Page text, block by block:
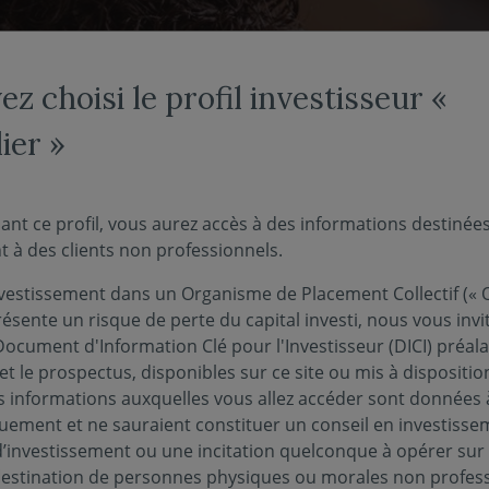
choisi le profil investisseur «
»
ce profil, vous aurez accès à des informations destinées
à des clients non professionnels.
dans un Organisme de Placement Collectif («
un risque de perte du capital investi, nous vous
d'Information Clé pour l'Investisseur (DICI)
le prospectus, disponibles sur ce site ou mis à
informations auxquelles vous allez accéder sont données
et ne sauraient constituer un conseil en
ou une incitation quelconque à opérer sur
de personnes physiques ou morales non